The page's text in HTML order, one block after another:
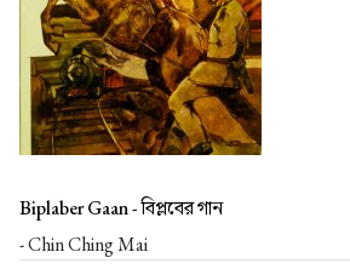
Biplaber Gaan -বিপ্লবের গান
- Chin Ching Mai